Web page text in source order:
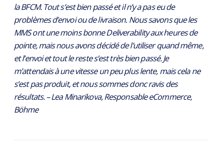
la BFCM. Tout s’est bien passé et il n’y a pas eu de
problèmes d’envoi ou de livraison. Nous savons que les
MMS ont une moins bonne Deliverability aux heures de
pointe, mais nous avons décidé de l’utiliser quand même,
et l’envoi et tout le reste s’est très bien passé. Je
m’attendais à une vitesse un peu plus lente, mais cela ne
s’est pas produit, et nous sommes donc ravis des
résultats. – Lea Minarikova, Responsable eCommerce,
Böhme